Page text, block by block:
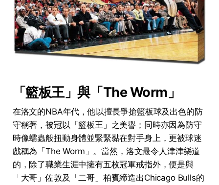
「籃板王」與「The Worm」
在洛文的NBA年代，他以擅長爭搶籃板球及出色的防
守稱著，被冠以「籃板王」之美譽；同時亦因為防守
時像蠕蟲般扭動身體並緊緊黏在對手身上，更被球迷
戲稱為「The Worm」。當然，洛文最令人津津樂道
的，除了職業生涯中擁有五枚冠軍戒指外，便是與
「大哥」佐敦及「二哥」柏賓締造出Chicago Bulls的